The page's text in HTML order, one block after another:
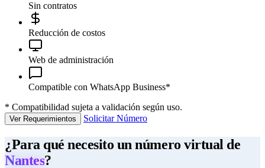
Sin contratos
Reducción de costos
Web de administración
Compatible con WhatsApp Business*
* Compatibilidad sujeta a validación según uso.
Ver Requerimientos Solicitar Número
¿Para qué necesito un número virtual de
Nantes?